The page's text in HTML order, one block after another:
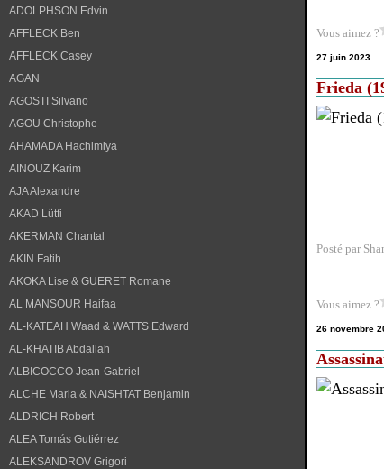
ADOLPHSON Edvin
AFFLECK Ben
AFFLECK Casey
AGAN
AGOSTI Silvano
AGOU Christophe
AHAMADA Hachimiya
AINOUZ Karim
AJA Alexandre
AKAD Lütfi
AKERMAN Chantal
AKIN Fatih
AKOKA Lise & GUERET Romane
AL MANSOUR Haifaa
AL-KATEAH Waad & WATTS Edward
AL-KHATIB Abdallah
ALBICOCCO Jean-Gabriel
ALCHE Maria & NAISHTAT Benjamin
ALDRICH Robert
ALEA Tomás Gutiérrez
ALEKSANDROV Grigori
Vous aimez ?
27 juin 2023
Frieda
Posté par
Vous aimez ?
26 novembre